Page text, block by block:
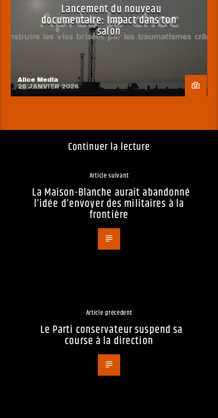
Lancement du nouveau
documentaire: Impact dans ton
salon
Alice Media
26 JANVIER 2026
Continuer la lecture
Article suivant
La Maison-Blanche aurait abandonné
l’idée d’envoyer des militaires à la
frontière
Article précédent
Le Parti conservateur suspend sa
course à la direction